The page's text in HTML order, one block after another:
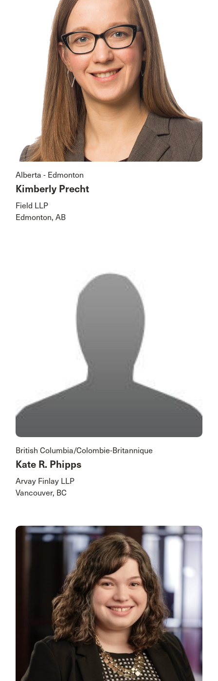
Alberta - Edmonton
Kimberly Precht
Field LLP
Edmonton, AB
British Columbia/Colombie-Britannique
Kate R. Phipps
Arvay Finlay LLP
Vancouver, BC